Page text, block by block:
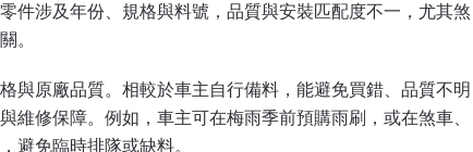
件涉及年份、規格與料號，品質與安裝匹配度不一，尤其煞
。
與原廠品質。相較於車主自行備料，能避免買錯、品質不明
維修保障。例如，車主可在梅雨季前預購雨刷，或在煞車、
避免臨時排隊或缺料。